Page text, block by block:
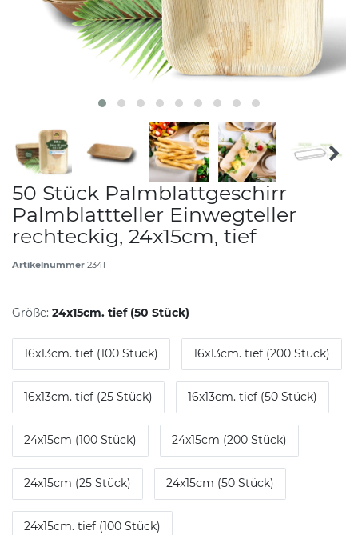
50 Stück Palmblattgeschirr
Palmblattteller Einwegteller
rechteckig, 24x15cm, tief
Artikelnummer 2341
Größe: 24x15cm. tief (50 Stück)
16x13cm. tief (100 Stück) 16x13cm. tief (200 Stück)
16x13cm. tief (25 Stück) 16x13cm. tief (50 Stück)
24x15cm (100 Stück) 24x15cm (200 Stück)
24x15cm (25 Stück) 24x15cm (50 Stück)
24x15cm. tief (100 Stück)